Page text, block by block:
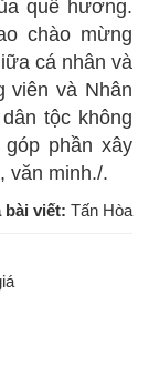
quê hương.
chào mừng
cá nhân và
viên và Nhân
tộc không
phần xây
văn minh./.
bài viết: Tấn Hòa